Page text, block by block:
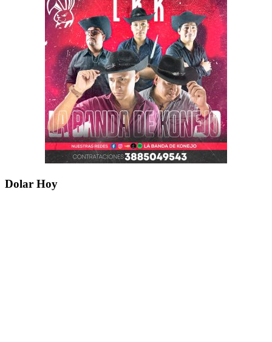
Dolar Hoy